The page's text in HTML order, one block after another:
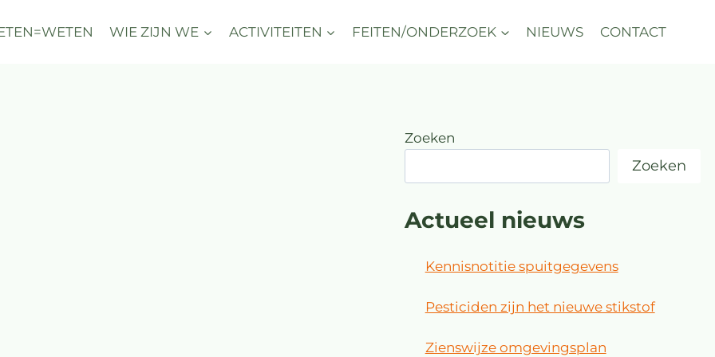
WIE ZIJN WE ACTIVITEITEN FEITEN/ONDERZOEK NIEUWS CONTACT
Zoeken
Zoeken
Actueel nieuws
Kennisnotitie spuitgegevens
Pesticiden zijn het nieuwe stikstof
Zienswijze omgevingsplan